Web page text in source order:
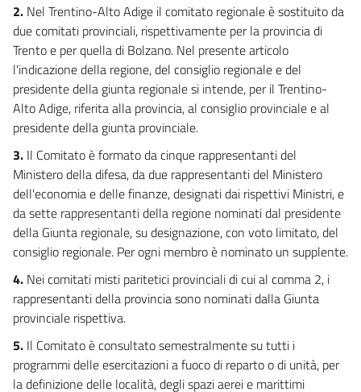
20
21
22
22 bis
SEZIONE II
ORGANI CONSULTIVI E((COMMISSIONI DI ELEVATA SPECIALIZZAZIONE
23
24
24 bis
CAPO III
AREA TECNICO OPERATIVA
CAPO DI STATO MAGGIORE DELLA DIFESA
25
26
27
SEZIONE II
2. Nel Trentino-Alto Adige il comitato regionale è sostituito da
due comitati provinciali, rispettivamente per la provincia di
Trento e per quella di Bolzano. Nel presente articolo
l'indicazione della regione, del consiglio regionale e del
presidente della giunta regionale si intende, per il Trentino-
Alto Adige, riferita alla provincia, al consiglio provinciale e al
presidente della giunta provinciale.
3. Il Comitato è formato da cinque rappresentanti del
Ministero della difesa, da due rappresentanti del Ministero
dell'economia e delle finanze, designati dai rispettivi Ministri, e
da sette rappresentanti della regione nominati dal presidente
della Giunta regionale, su designazione, con voto limitato, del
consiglio regionale. Per ogni membro è nominato un supplente.
4. Nei comitati misti paritetici provinciali di cui al comma 2, i
rappresentanti della provincia sono nominati dalla Giunta
provinciale rispettiva.
5. Il Comitato è consultato semestralmente su tutti i
programmi delle esercitazioni a fuoco di reparto o di unità, per
la definizione delle località, degli spazi aerei e marittimi